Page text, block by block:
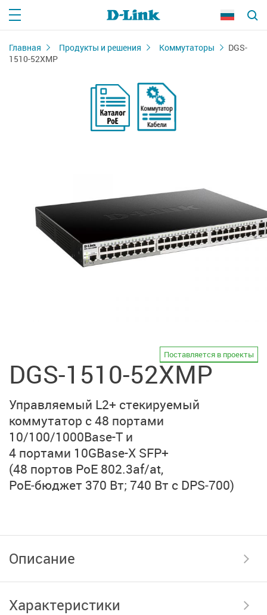
Главная Продукты и решения Коммутаторы
DGS-
1510-52XMP
DGS-1510-52XMP
Поставляется в проекты
Управляемый L2+ стекируемый
коммутатор с48 портами
10/100/1000Base-T и
4 портами 10GBase-X SFP+
(48 портов PoE 802.3af/at,
PoE‑бюджет 370 Вт; 740 Вт с DPS‑700)
Описание
Характеристики